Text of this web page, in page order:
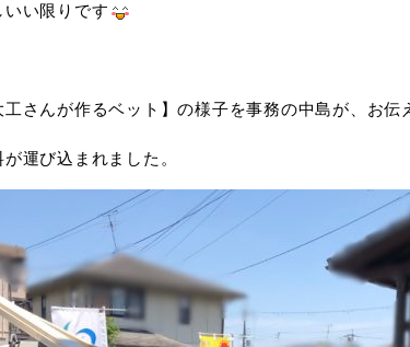
い限りです
さんが作るベット】の様子を事務の中島が、お伝
運び込まれました。